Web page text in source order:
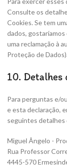
Consulte os
Cookies. Se tem
dados,
uma reclamação à
Proteção de Dados).
10.
Para perguntas e/
e esta declaração,
seguintes
Miguel Ângelo -
Rua Professor
4445-570